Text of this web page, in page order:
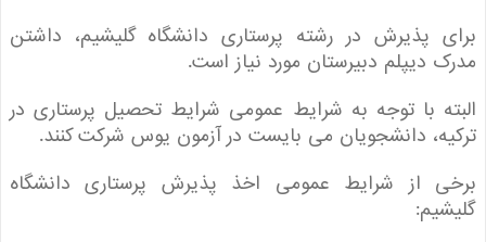
پذیرش در رشته‌ پرستاری دانشگاه گلیشیم، داشتن
دیپلم دبیرستان مورد نیاز است.
با توجه به شرایط عمومی شرایط تحصیل پرستاری در
دانشجویان می بایست در آزمون یوس شرکت کنند.
از شرایط عمومی اخذ پذیرش پرستاری دانشگاه